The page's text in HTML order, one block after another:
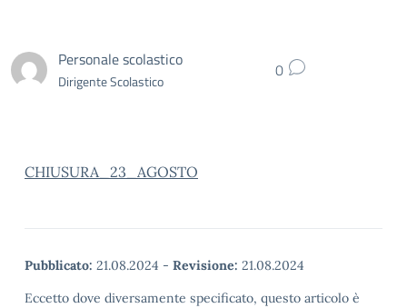
Personale scolastico
Dirigente Scolastico 0
CHIUSURA_23_AGOSTO
Pubblicato: 21.08.2024 - Revisione: 21.08.2024
Eccetto dove diversamente specificato, questo articolo è